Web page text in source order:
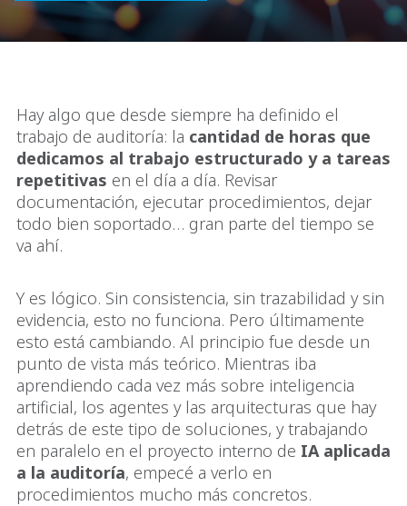
Hay algo que desde siempre ha definido el
trabajo de auditoría: la cantidad de horas que
dedicamos al trabajo estructurado y a tareas
repetitivas en el día a día. Revisar
documentación, ejecutar procedimientos, dejar
todo bien soportado… gran parte del tiempo se
va ahí.
Y es lógico. Sin consistencia, sin trazabilidad y sin
evidencia, esto no funciona. Pero últimamente
esto está cambiando. Al principio fue desde un
punto de vista más teórico. Mientras iba
aprendiendo cada vez más sobre inteligencia
artificial, los agentes y las arquitecturas que hay
detrás de este tipo de soluciones, y trabajando
en paralelo en el proyecto interno de IA aplicada
a la auditoría, empecé a verlo en
procedimientos mucho más concretos.